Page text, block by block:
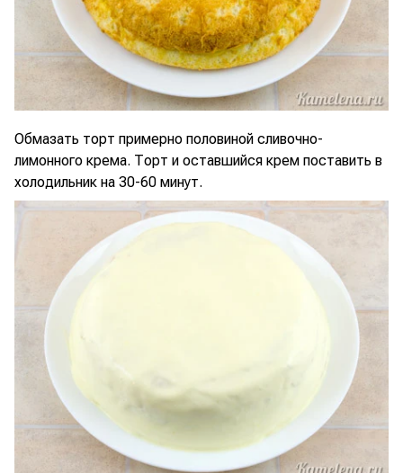
Обмазать торт примерно половиной сливочно-
лимонного крема. Торт и оставшийся крем поставить в
холодильник на 30-60 минут.